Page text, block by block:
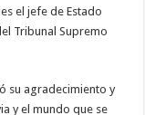
el jefe de Estado
Tribunal Supremo
su agradecimiento y
y el mundo que se